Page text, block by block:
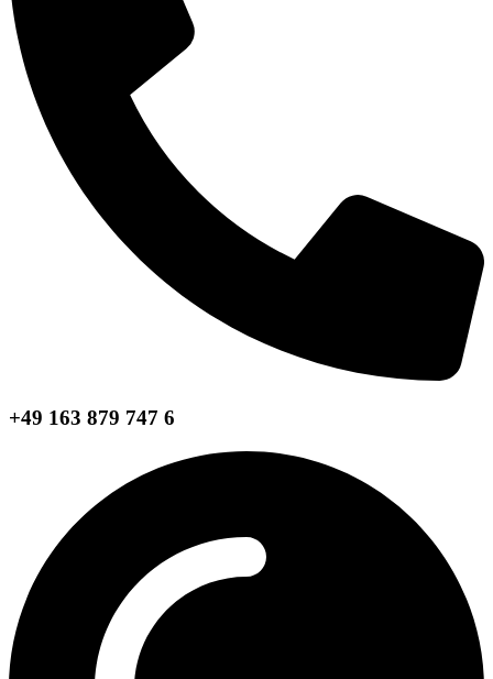
+49 163 879 747 6